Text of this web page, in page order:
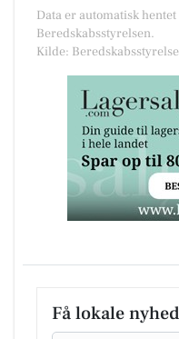
Data er automatisk
Beredskabsstyrelsen.
Kilde:
Få lokale